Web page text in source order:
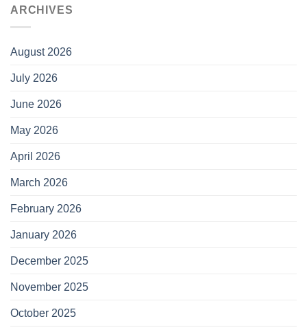
ARCHIVES
August 2026
July 2026
June 2026
May 2026
April 2026
March 2026
February 2026
January 2026
December 2025
November 2025
October 2025